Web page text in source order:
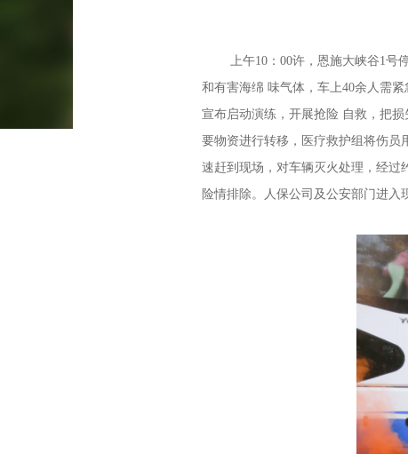
上午10：00许，恩施大峡谷1号停
和有害海绵 味气体，车上40余人需
宣布启动演练，开展抢险 自救，把
要物资进行转移，医疗救护组将伤员
速赶到现场，对车辆灭火处理，经过
险情排除。人保公司及公安部门进入